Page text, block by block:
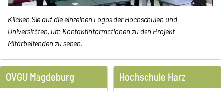
Klicken Sie auf die einzelnen Logos der Hochschulen und
Universitäten, um Kontaktinformationen zu den Projekt
Mitarbeitenden zu sehen.
OVGU Magdeburg Hochschule Harz